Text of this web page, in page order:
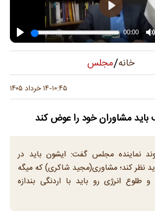
خانه/مجلس
۱۰:۴۵-۱۴ خرداد ۱۴۰۵
باید مشاوران خود را عوض کند
نماینده مجلس گفت: ایشون باید در
نظر کند؛ مشاوری(مجید شاکری) که میگه
طلوع انرژی رو باید با اردنگی بندازه